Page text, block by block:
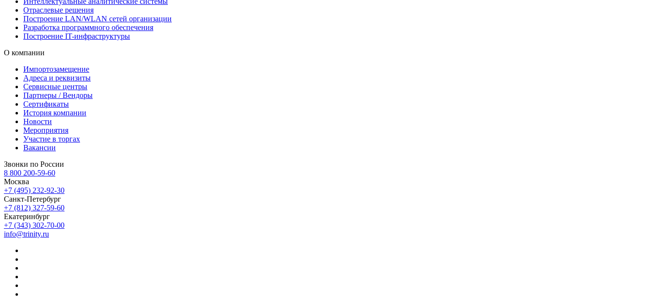
Отраслевые решения
Построение LAN/WLAN сетей организации
Разработка программного обеспечения
Построение IT-инфраструктуры
О компании
Импортозамещение
Адреса и реквизиты
Сервисные центры
Партнеры / Вендоры
Сертификаты
История компании
Новости
Мероприятия
Участие в торгах
Вакансии
Звонки по России
8 800 200-59-60
Москва
+7 (495) 232-92-30
Санкт-Петербург
+7 (812) 327-59-60
Екатеринбург
+7 (343) 302-70-00
info@trinity.ru